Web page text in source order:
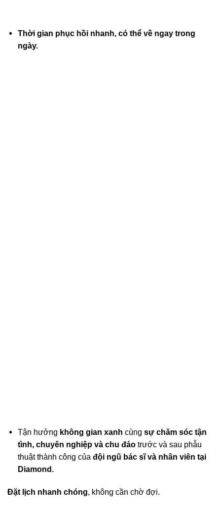
Thời gian phục hồi nhanh, có thể về ngay trong
ngày.
Tận hưởng không gian xanh cùng sự chăm sóc tận
tình, chuyên nghiệp và chu đáo trước và sau phẫu
thuật thành công của đội ngũ bác sĩ và nhân viên tại
Diamond.
Đặt lịch nhanh chóng, không cần chờ đợi.